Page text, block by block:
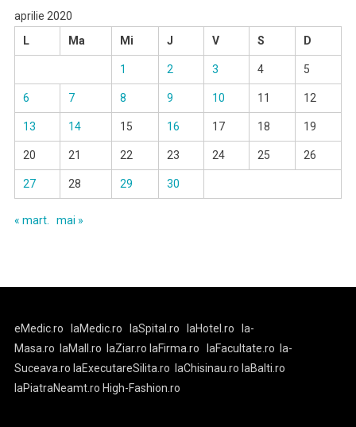
aprilie 2020
L
Ma Mi J V S D
1 2 3 4 5
6 7 8 9 10 11 12
13 14 15 16 17 18 19
20 21 22 23 24 25 26
27 28 29 30
« mart. mai »
eMedic.ro laMedic.ro laSpital.ro laHotel.ro
la-
Masa.ro
laMall.ro laZiar.ro laFirma.ro laFacultate.ro
la-
Suceava.ro laExecutareSilita.ro laChisinau.ro laBalti.ro
laPiatraNeamt.ro High-Fashion.ro